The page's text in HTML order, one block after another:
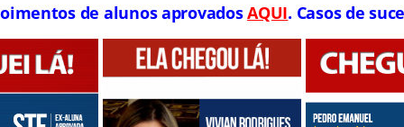
de alunos aprovadosAQUI. Casos de